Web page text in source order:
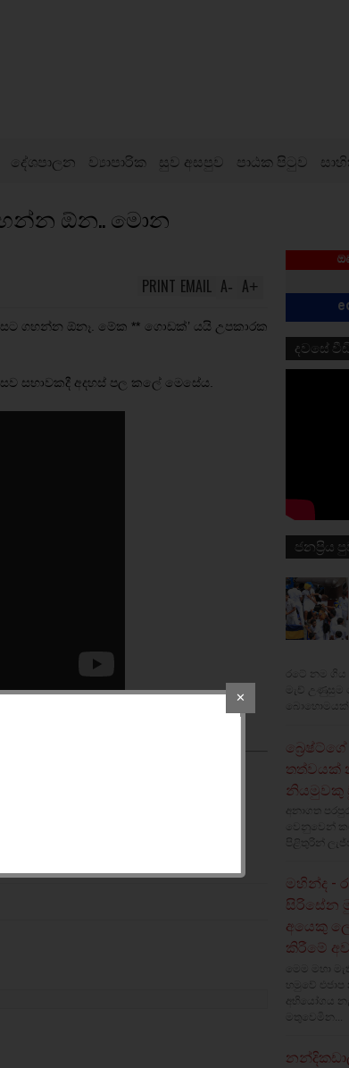
දේශපාලන ව්‍යාපාරික සුව අසපුව පාඨක පිටුව
ඕන.. මොන
A+
A-
EMAIL
PRINT
ගහන්න ඕනෑ. මේක ** ගොඩක්’ යයි උපකාරක
සභාවකදී අදහස් පල කලේ මෙසේය.
දවසේ
ජනප්‍රිය
රටේ නම ගිය
මැච් උණුසුම
බොහොමයක්
තත්වයක්
නියමුවකු
අනාගත
වෙනුවෙන්
පිළිතුරින්
මහින්ද -
සිරිසේන
අයෙකු
කිරීමේ
මෙම මහා
හමුවේ
අභියෝගය
මතුවෙමින...
✕